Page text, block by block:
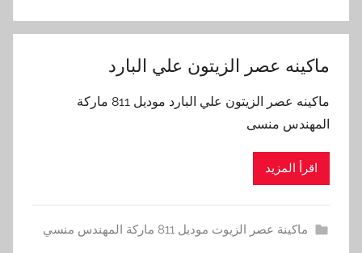
ماكينه عصر الزيتون علي البارد
ماكينه عصر الزيتون علي البارد موديل 811 ماركة
المهندس منسى
اقرأ المزيد
ماكينة عصر الزيوت موديل 811 ماركة المهندس منسي